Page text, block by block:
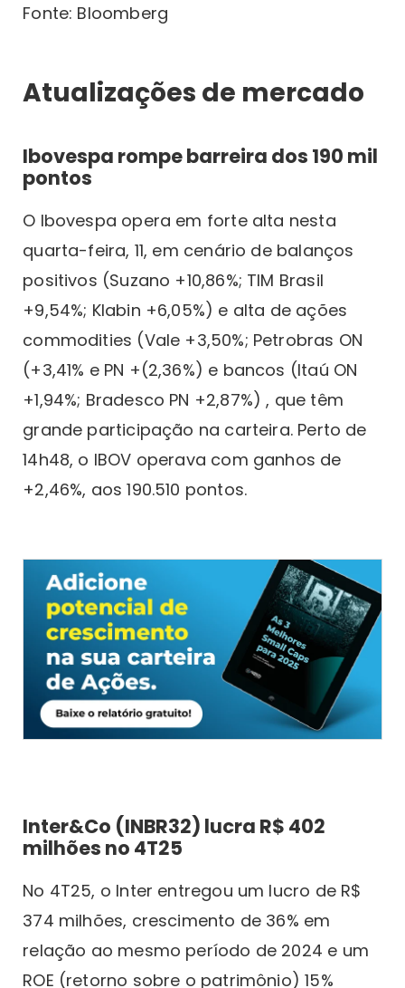
Fonte: Bloomberg
Atualizações de mercado
Ibovespa rompe barreira dos 190 mil
pontos
O Ibovespa opera em forte alta nesta
quarta-feira, 11, em cenário de balanços
positivos (Suzano +10,86%; TIM Brasil
+9,54%; Klabin +6,05%) e alta de ações
commodities (Vale +3,50%; Petrobras ON
(+3,41% e PN +(2,36%) e bancos (Itaú ON
+1,94%; Bradesco PN +2,87%) , que têm
grande participação na carteira. Perto de
14h48, o IBOV operava com ganhos de
+2,46%, aos 190.510 pontos.
Inter&Co (INBR32) lucra R$ 402
milhões no 4T25
No 4T25, o Inter entregou um lucro de R$
374 milhões, crescimento de 36% em
relação ao mesmo período de 2024 e um
ROE (retorno sobre o patrimônio) 15%